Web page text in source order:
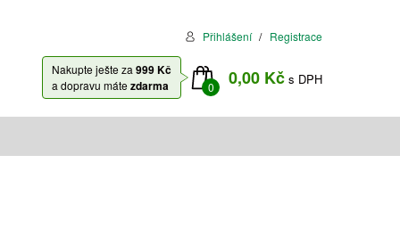
Přihlášení Registrace
0 0,00 Kč s DPH
Nakupte ješte za 999 Kč
a dopravu mátezdarma